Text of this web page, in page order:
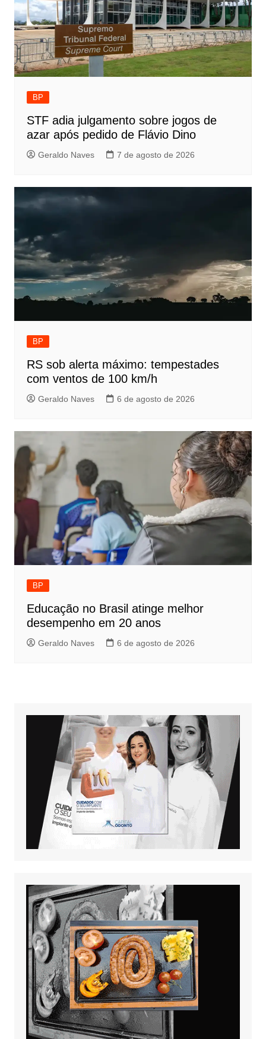
BP
STF adia julgamento sobre jogos de
azar após pedido de Flávio Dino
Geraldo Naves 7 de agosto de 2026
BP
RS sob alerta máximo: tempestades
com ventos de 100 km/h
Geraldo Naves 6 de agosto de 2026
BP
Educação no Brasil atinge melhor
desempenho em 20 anos
Geraldo Naves 6 de agosto de 2026